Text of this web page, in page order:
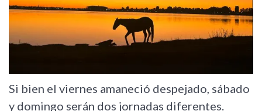
Si bien el viernes amaneció despejado, sábado
y domingo serán dos jornadas diferentes.